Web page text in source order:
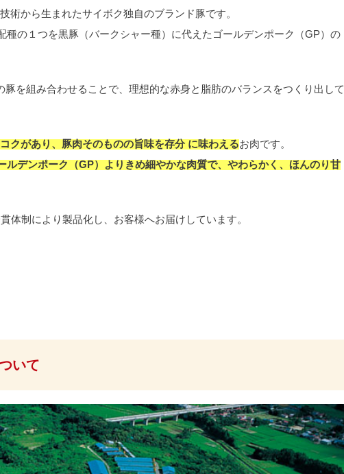
術から生まれたサイボク独自のブランド豚です。
種の１つを黒豚（バークシャー種）に代えたゴールデンポーク（GP）の
を組み合わせることで、理想的な赤身と脂肪のバランスをつくり出して
クがあり、豚肉そのものの旨味を存分 に味わえるお肉です。
ルデンポーク（GP）よりきめ細やかな肉質で、やわらかく、ほんのり甘
体制により製品化し、お客様へお届けしています。
いて